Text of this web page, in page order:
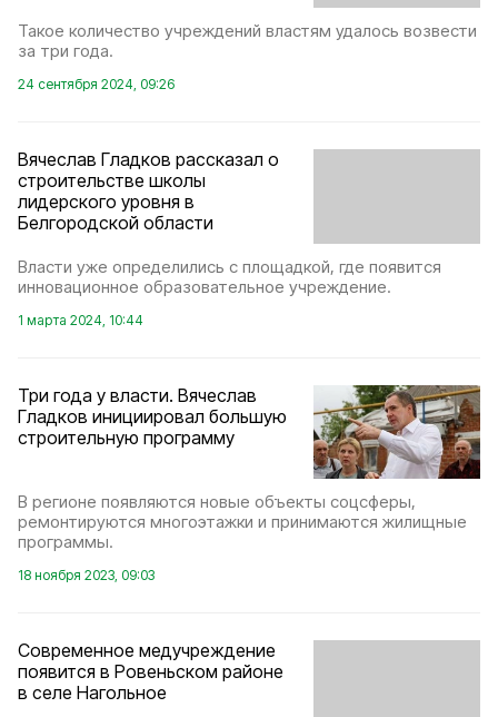
Такое количество учреждений властям удалось возвести
за три года.
24 сентября 2024, 09:26
Вячеслав Гладков рассказал о
строительстве школы
лидерского уровня в
Белгородской области
Власти уже определились с площадкой, где появится
инновационное образовательное учреждение.
1 марта 2024, 10:44
Три года у власти. Вячеслав
Гладков инициировал большую
строительную программу
В регионе появляются новые объекты соцсферы,
ремонтируются многоэтажки и принимаются жилищные
программы.
18 ноября 2023, 09:03
Современное медучреждение
появится в Ровеньском районе
в селе Нагольное